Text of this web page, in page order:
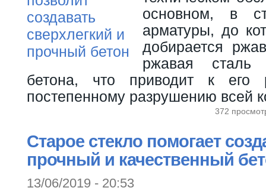
основном, в
арматуры, до
добирается
ржавая сталь
бетона, что приводит к его
постепенному разрушению всей
372
Старое стекло помогает
прочный и качественный
13/06/2019 - 20:53